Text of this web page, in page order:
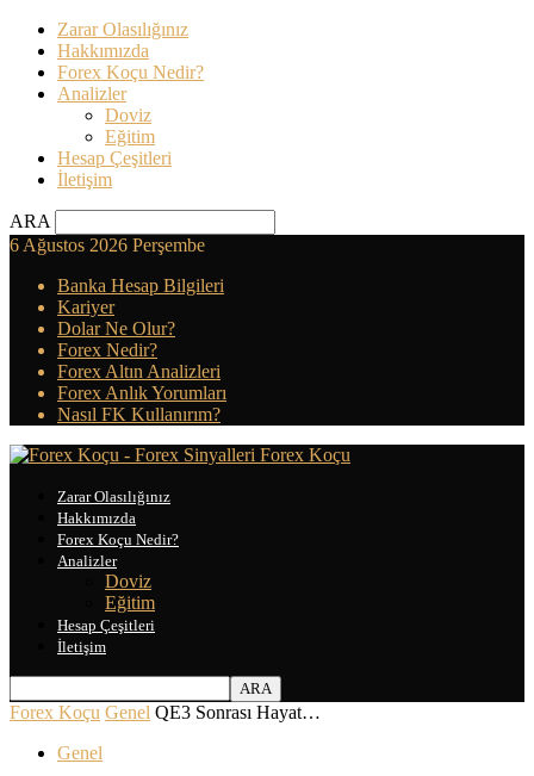
Zarar Olasılığınız
Hakkımızda
Forex Koçu Nedir?
Analizler
Doviz
Eğitim
Hesap Çeşitleri
İletişim
ARA
6 Ağustos 2026 Perşembe
Banka Hesap Bilgileri
Kariyer
Dolar Ne Olur?
Forex Nedir?
Forex Altın Analizleri
Forex Anlık Yorumları
Nasıl FK Kullanırım?
Forex Koçu
Zarar Olasılığınız
Hakkımızda
Forex Koçu Nedir?
Analizler
Doviz
Eğitim
Hesap Çeşitleri
İletişim
Forex Koçu Genel QE3 Sonrası Hayat…
Genel